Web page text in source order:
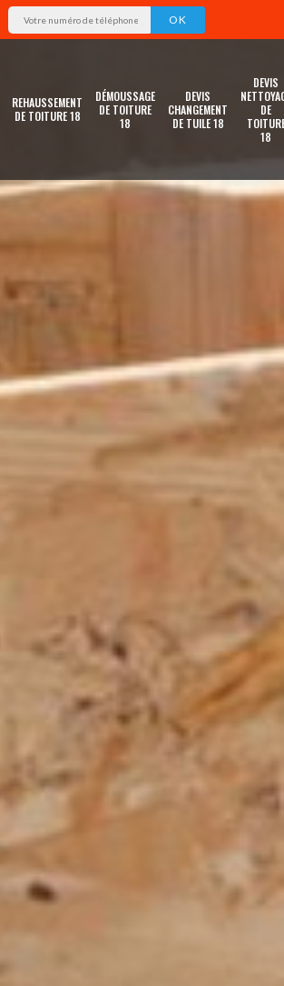
REHAUSSEMENT
DE TOITURE 18
DÉMOUSSAGE
DE TOITURE
18
DEVIS
CHANGEMENT
DE TUILE 18
DEVIS
DE
18